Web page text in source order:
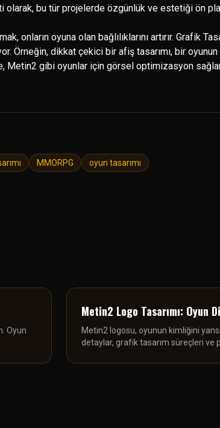
olarak, bu tür projelerde özgünlük ve estetiği ön
onların oyuna olan bağlılıklarını artırır. Grafik
Örneğin, dikkat çekici bir afiş tasarımı, bir oyunun
gibi oyunlar için görsel optimizasyon
MMORPG oyun tasarımı
Oyun
Metin2 Logo Tasarımı: Oyun
Metin2 logosu, oyunun kimliğini
detaylar, grafik tasarım süreçleri ve